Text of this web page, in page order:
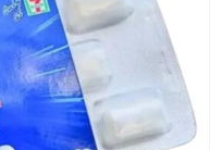
CONSEGNA
IN 24/48
ORE AD